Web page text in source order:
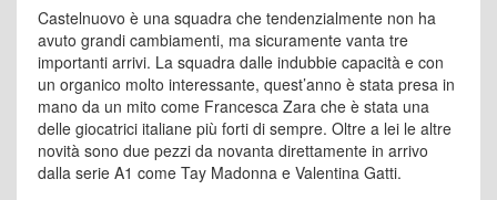
Castelnuovo è una squadra che tendenzialmente non ha
avuto grandi cambiamenti, ma sicuramente vanta tre
importanti arrivi. La squadra dalle indubbie capacità e con
un organico molto interessante, quest’anno è stata presa in
mano da un mito come Francesca Zara che è stata una
delle giocatrici italiane più forti di sempre. Oltre a lei le altre
novità sono due pezzi da novanta direttamente in arrivo
dalla serie A1 come Tay Madonna e Valentina Gatti.